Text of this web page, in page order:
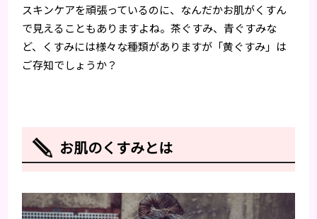
スキンケアを頑張っているのに、なんだかお肌がくすん
で見えることもありますよね。茶ぐすみ、青ぐすみな
ど、くすみには様々な種類がありますが「黄ぐすみ」は
ご存知でしょうか？
お肌のくすみとは